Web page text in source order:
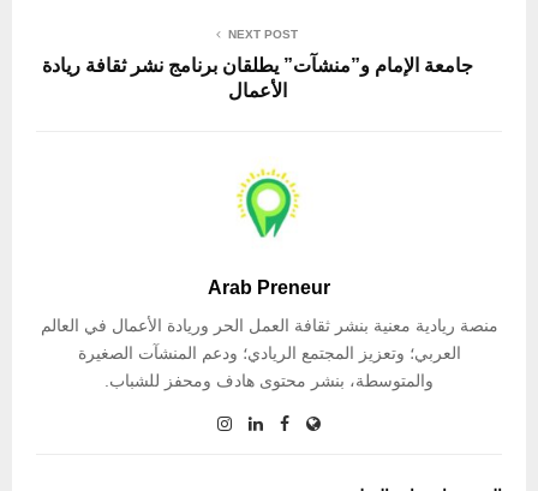
NEXT POST
جامعة الإمام و”منشآت” يطلقان برنامج نشر ثقافة ريادة
الأعمال
Arab Preneur
منصة ريادية معنية بنشر ثقافة العمل الحر وريادة الأعمال في العالم
العربي؛ وتعزيز المجتمع الريادي؛ ودعم المنشآت الصغيرة
والمتوسطة، بنشر محتوى هادف ومحفز للشباب.